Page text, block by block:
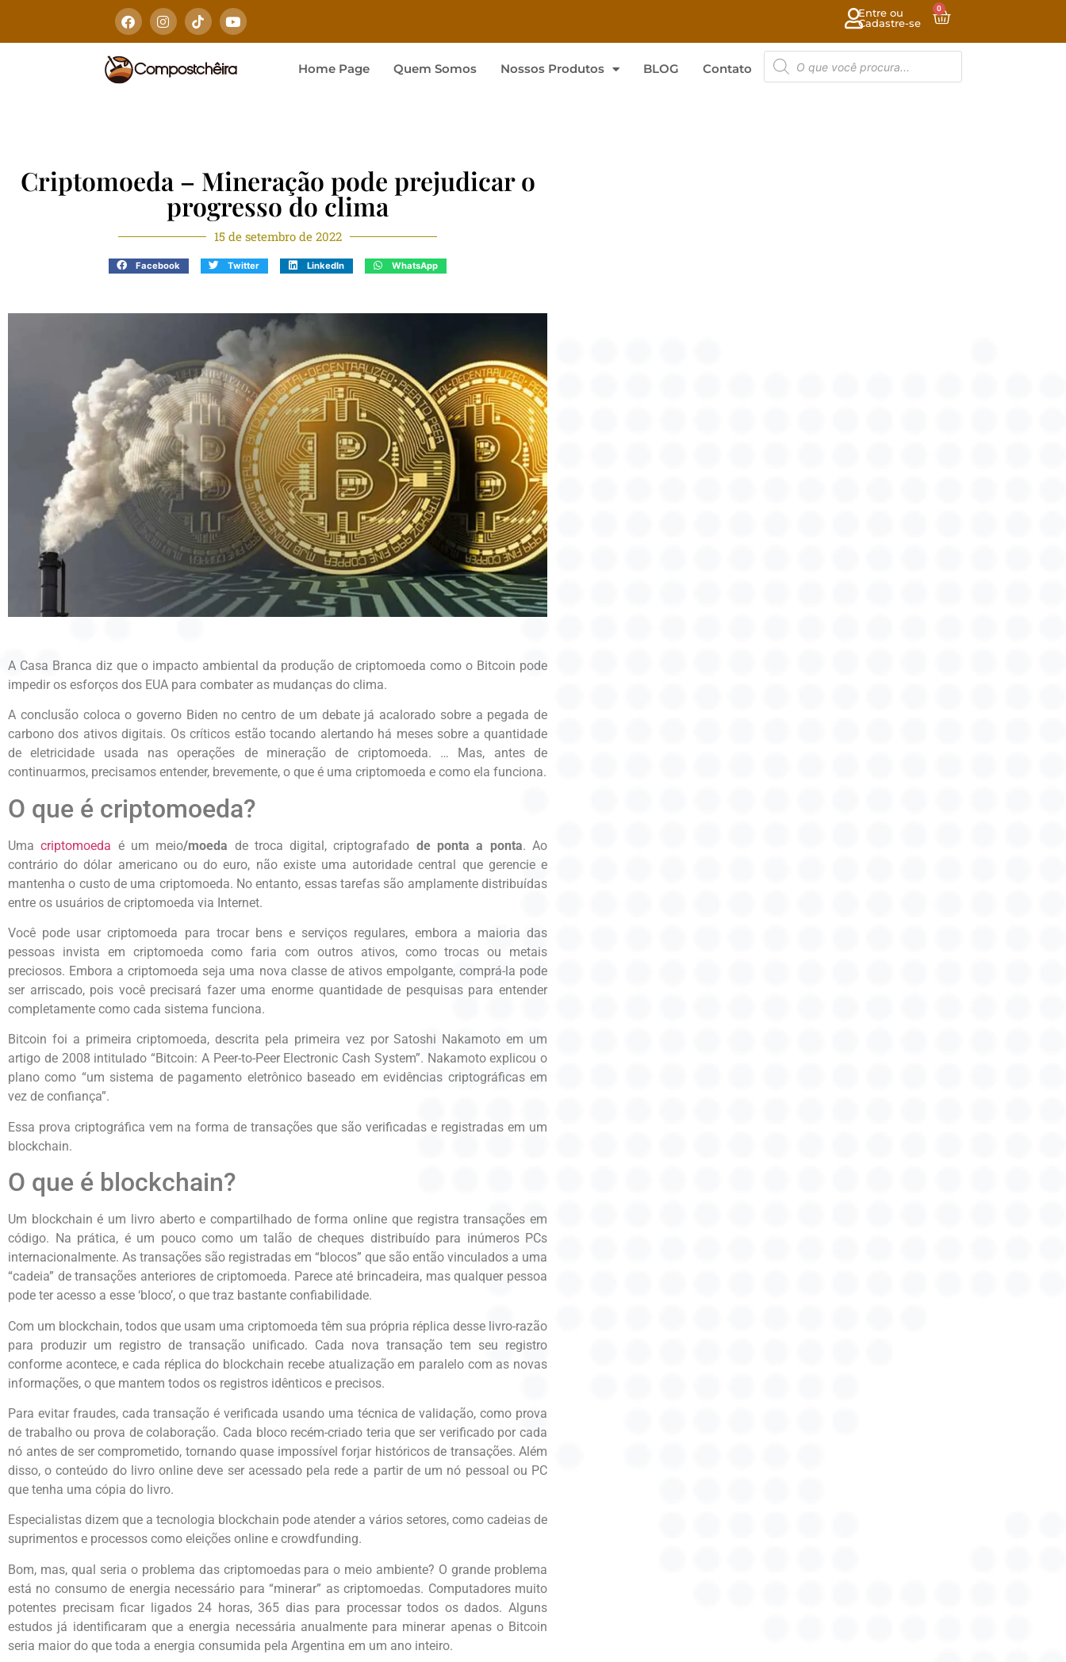
Entre ou
Cadastre-se
0
Home Page Quem Somos Nossos Produtos BLOG Contato
Criptomoeda – Mineração pode prejudicar o
progresso do clima
15 de setembro de 2022
Facebook Twitter LinkedIn WhatsApp
A Casa Branca diz que o impacto ambiental da produção de criptomoeda como o Bitcoin pode
impedir os esforços dos EUA para combater as mudanças do clima.
A conclusão coloca o governo Biden no centro de um debate já acalorado sobre a pegada de
carbono dos ativos digitais. Os críticos estão tocando alertando há meses sobre a quantidade
de eletricidade usada nas operações de mineração de criptomoeda. … Mas, antes de
continuarmos, precisamos entender, brevemente, o que é uma criptomoeda e como ela funciona.
O que é criptomoeda?
Umacriptomoeda é um meio/moeda de troca digital, criptografado de ponta a ponta. Ao
contrário do dólar americano ou do euro, não existe uma autoridade central que gerencie e
mantenha o custo de uma criptomoeda. No entanto, essas tarefas são amplamente distribuídas
entre os usuários de criptomoeda via Internet.
Você pode usar criptomoeda para trocar bens e serviços regulares, embora a maioria das
pessoas invista em criptomoeda como faria com outros ativos, como trocas ou metais
preciosos. Embora a criptomoeda seja uma nova classe de ativos empolgante, comprá-la pode
ser arriscado, pois você precisará fazer uma enorme quantidade de pesquisas para entender
completamente como cada sistema funciona.
Bitcoin foi a primeira criptomoeda, descrita pela primeira vez por Satoshi Nakamoto em um
artigo de 2008 intitulado “Bitcoin: A Peer-to-Peer Electronic Cash System”. Nakamoto explicou o
plano como “um sistema de pagamento eletrônico baseado em evidências criptográficas em
vez de confiança”.
Essa prova criptográfica vem na forma de transações que são verificadas e registradas em um
blockchain.
O que é blockchain?
Um blockchain é um livro aberto e compartilhado de forma online que registra transações em
código. Na prática, é um pouco como um talão de cheques distribuído para inúmeros PCs
internacionalmente. As transações são registradas em “blocos” que são então vinculados a uma
“cadeia” de transações anteriores de criptomoeda. Parece até brincadeira, mas qualquer pessoa
pode ter acesso a esse ‘bloco’, o que traz bastante confiabilidade.
Com um blockchain, todos que usam uma criptomoeda têm sua própria réplica desse livro-razão
para produzir um registro de transação unificado. Cada nova transação tem seu registro
conforme acontece, e cada réplica do blockchain recebe atualização em paralelo com as novas
informações, o que mantem todos os registros idênticos e precisos.
Para evitar fraudes, cada transação é verificada usando uma técnica de validação, como prova
de trabalho ou prova de colaboração. Cada bloco recém-criado teria que ser verificado por cada
nó antes de ser comprometido, tornando quase impossível forjar históricos de transações. Além
disso, o conteúdo do livro online deve ser acessado pela rede a partir de um nó pessoal ou PC
que tenha uma cópia do livro.
Especialistas dizem que a tecnologia blockchain pode atender a vários setores, como cadeias de
suprimentos e processos como eleições online e crowdfunding.
Bom, mas, qual seria o problema das criptomoedas para o meio ambiente? O grande problema
está no consumo de energia necessário para “minerar” as criptomoedas. Computadores muito
potentes precisam ficar ligados 24 horas, 365 dias para processar todos os dados. Alguns
estudos já identificaram que a energia necessária anualmente para minerar apenas o Bitcoin
seria maior do que toda a energia consumida pela Argentina em um ano inteiro.